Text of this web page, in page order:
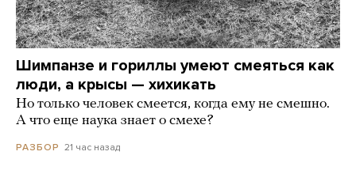
Шимпанзе и гориллы умеют смеяться как
люди, а крысы — хихикать
Но только человек смеется, когда ему не смешно.
А что еще наука знает о смехе?
РАЗБОР 21 час назад